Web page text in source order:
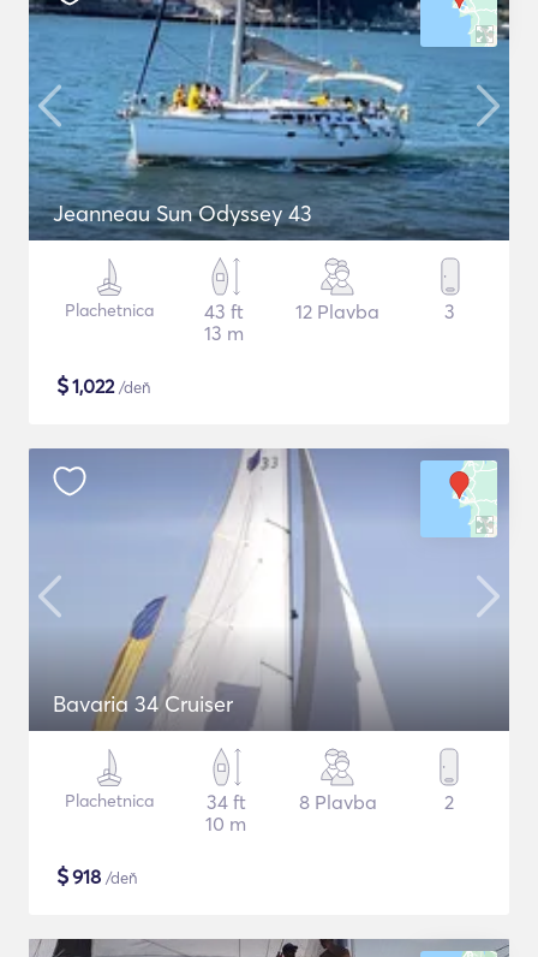
Jeanneau Sun Odyssey 43
Plachetnica
43 ft
13 m
12 Plavba 3
$1,022/deň
Bavaria 34 Cruiser
Plachetnica
34 ft
10 m
8 Plavba 2
$918 /deň